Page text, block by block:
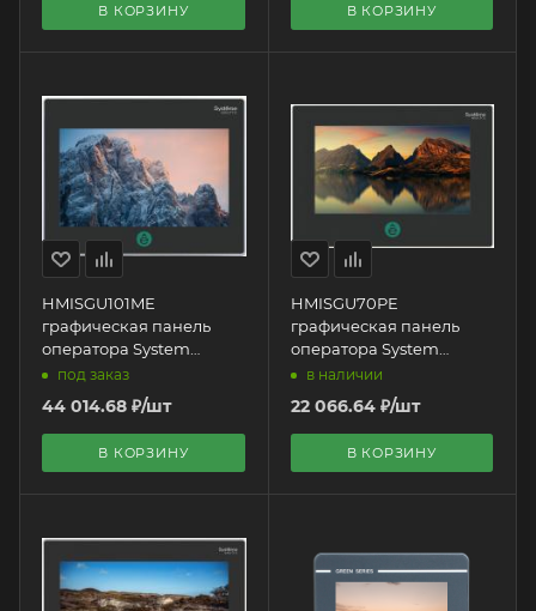
В КОРЗИНУ В КОРЗИНУ
HMISGU101ME
графическая панель
оператора System
Electric | 10,1" HMI
под заказ
44 014.68 ₽/шт
В КОРЗИНУ
HMISGU70PE
графическая панель
оператора System
Electric | 7" HMI
в наличии
22 066.64₽/шт
В КОРЗИНУ